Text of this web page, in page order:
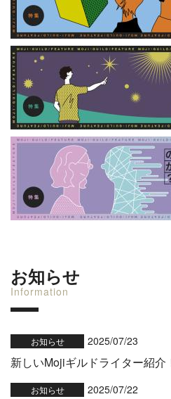
お知らせ
Information
お知らせ 2025/07/23
新しいMojiギルドライター紹介
お知らせ 2025/07/22